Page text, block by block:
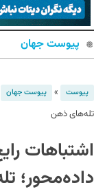
پیوست جهان
پیوست » پیوست جهان
تله‌های ذهن
اشتباهات
داده‌محور؛